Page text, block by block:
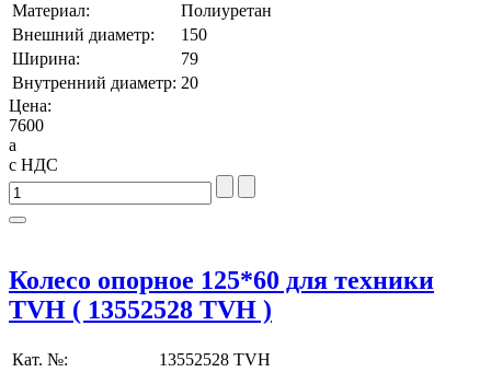
Материал:
Полиуретан
Внешний диаметр:
150
Ширина:
79
Внутренний диаметр: 20
Цена:
7600
a
с НДС
Колесо опорное 125*60 для техники
TVH ( 13552528 TVH )
Кат. №:
13552528 TVH